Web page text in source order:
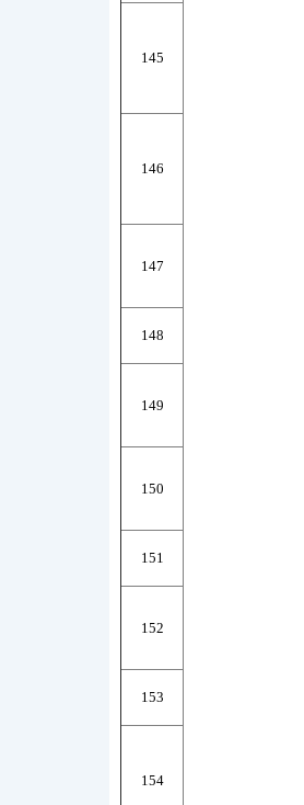
145
146
147
148
149
150
151
152
153
154